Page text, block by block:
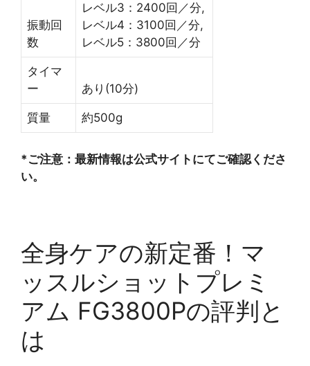
振動回
数
レベル3：2400回／分,
レベル4：3100回／分,
レベル5：3800回／分
タイマ
ー
あり(10分)
質量 約500g
*ご注意：最新情報は公式サイトにてご確認くださ
い。
全身ケアの新定番！マ
ッスルショットプレミ
アム FG3800Pの評判と
は